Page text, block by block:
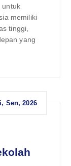
untuk
memiliki
tinggi,
yang
Sen, 2026